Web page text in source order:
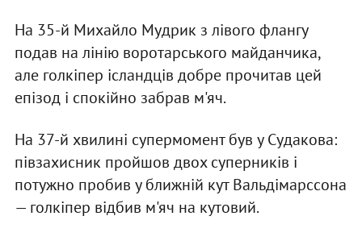
На 35-й Михайло Мудрик з лівого флангу
подав на лінію воротарського майданчика,
але голкіпер ісландців добре прочитав цей
епізод і спокійно забрав м'яч.
На 37-й хвилині супермомент був у Судакова:
півзахисник пройшов двох суперників і
потужно пробив у ближній кут Вальдімарссона
— голкіпер відбив м'яч на кутовий.